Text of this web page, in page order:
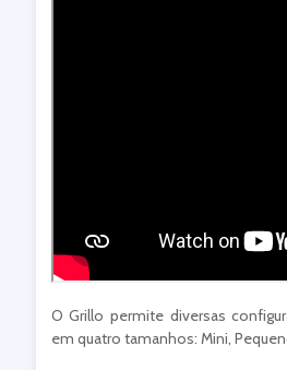
O Grillo permite diversas
em quatro tamanhos: Mini,